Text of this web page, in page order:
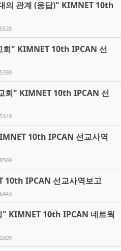
의 관계 (응답)" KIMNET 10th
회" KIMNET 10th IPCAN 선
회" KIMNET 10th IPCAN 선
10th IPCAN 선교사역
10th IPCAN 선교사역보고
" KIMNET 10th IPCAN 네트웍